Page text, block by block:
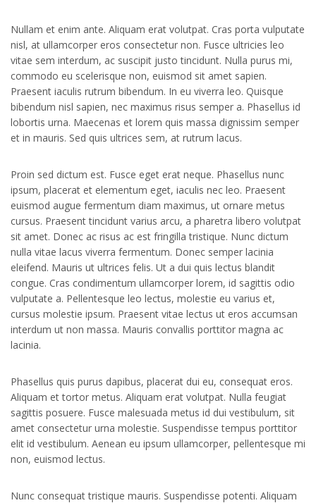
Nullam et enim ante. Aliquam erat volutpat. Cras porta vulputate
nisl, at ullamcorper eros consectetur non. Fusce ultricies leo
vitae sem interdum, ac suscipit justo tincidunt. Nulla purus mi,
commodo eu scelerisque non, euismod sit amet sapien.
Praesent iaculis rutrum bibendum. In eu viverra leo. Quisque
bibendum nisl sapien, nec maximus risus semper a. Phasellus id
lobortis urna. Maecenas et lorem quis massa dignissim semper
et in mauris. Sed quis ultrices sem, at rutrum lacus.
Proin sed dictum est. Fusce eget erat neque. Phasellus nunc
ipsum, placerat et elementum eget, iaculis nec leo. Praesent
euismod augue fermentum diam maximus, ut ornare metus
cursus. Praesent tincidunt varius arcu, a pharetra libero volutpat
sit amet. Donec ac risus ac est fringilla tristique. Nunc dictum
nulla vitae lacus viverra fermentum. Donec semper lacinia
eleifend. Mauris ut ultrices felis. Ut a dui quis lectus blandit
congue. Cras condimentum ullamcorper lorem, id sagittis odio
vulputate a. Pellentesque leo lectus, molestie eu varius et,
cursus molestie ipsum. Praesent vitae lectus ut eros accumsan
interdum ut non massa. Mauris convallis porttitor magna ac
lacinia.
Phasellus quis purus dapibus, placerat dui eu, consequat eros.
Aliquam et tortor metus. Aliquam erat volutpat. Nulla feugiat
sagittis posuere. Fusce malesuada metus id dui vestibulum, sit
amet consectetur urna molestie. Suspendisse tempus porttitor
elit id vestibulum. Aenean eu ipsum ullamcorper, pellentesque mi
non, euismod lectus.
Nunc consequat tristique mauris. Suspendisse potenti. Aliquam